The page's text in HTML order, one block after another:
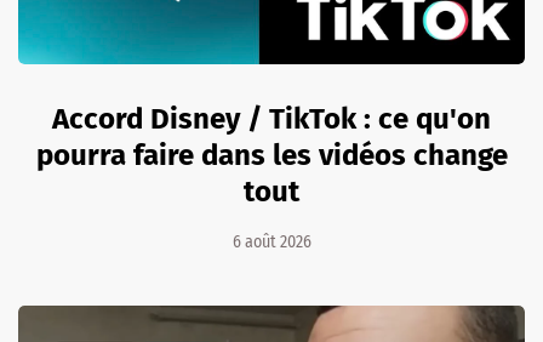
Accord Disney / TikTok : ce qu'on
pourra faire dans les vidéos change
tout
6 août 2026